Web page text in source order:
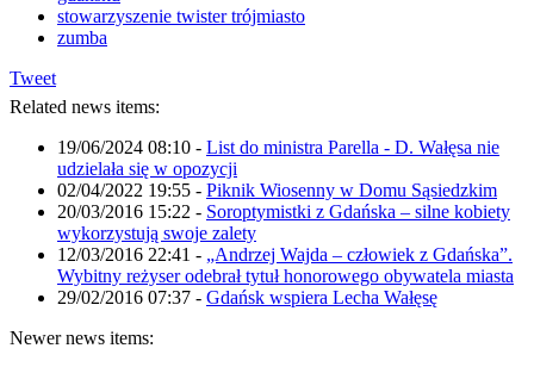
stowarzyszenie twister trójmiasto
zumba
Tweet
Related news items:
19/06/2024 08:10 - List do ministra Parella - D. Wałęsa nie
udzielała się w opozycji
02/04/2022 19:55 - Piknik Wiosenny w Domu Sąsiedzkim
20/03/2016 15:22 - Soroptymistki z Gdańska – silne kobiety
wykorzystują swoje zalety
12/03/2016 22:41 - „Andrzej Wajda – człowiek z Gdańska”.
Wybitny reżyser odebrał tytuł honorowego obywatela miasta
29/02/2016 07:37 - Gdańsk wspiera Lecha Wałęsę
Newer news items: